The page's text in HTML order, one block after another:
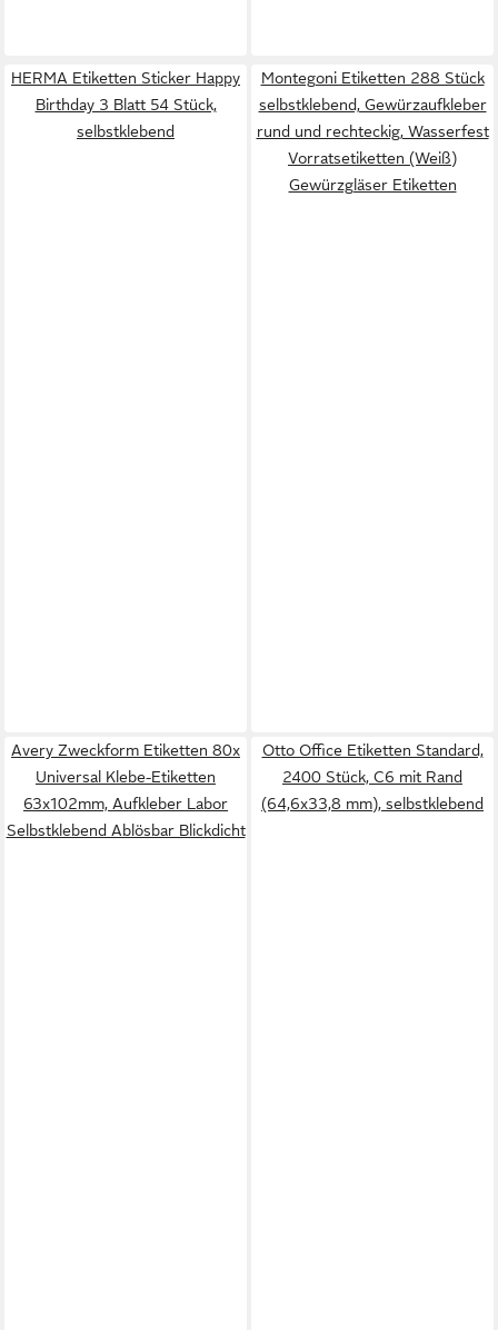
HERMA Etiketten Sticker Happy
Birthday 3 Blatt 54 Stück,
selbstklebend
Montegoni Etiketten 288 Stück
selbstklebend, Gewürzaufkleber
rund und rechteckig, Wasserfest
Vorratsetiketten (Weiß)
Gewürzgläser Etiketten
Avery Zweckform Etiketten 80x
Universal Klebe-Etiketten
63x102mm, Aufkleber Labor
Selbstklebend Ablösbar Blickdicht
Otto Office Etiketten Standard,
2400 Stück, C6 mit Rand
(64,6x33,8 mm), selbstklebend